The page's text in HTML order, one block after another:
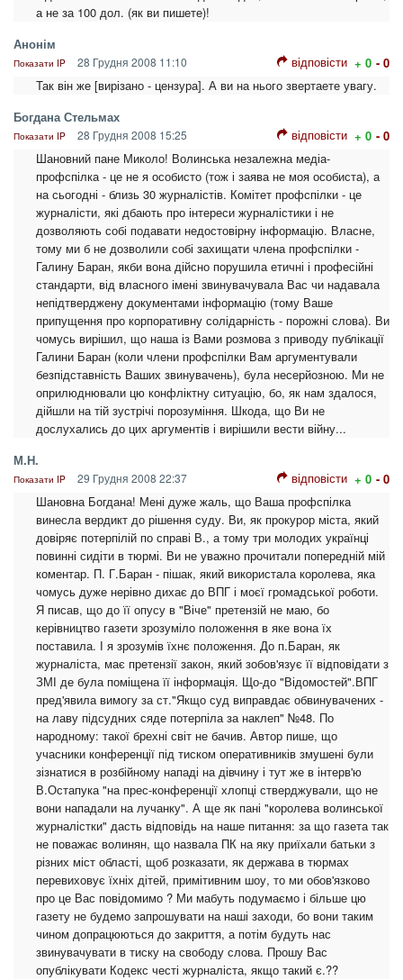
а не за 100 дол. (як ви пишете)!
Анонім
Показати IP 28 Грудня 2008 11:10 відповісти + 0 - 0
Так він же [вирізано - цензура]. А ви на нього звертаете увагу.
Богдана Стельмах
Показати IP 28 Грудня 2008 15:25 відповісти + 0 - 0
Шановний пане Миколо! Волинська незалежна медіа-
профспілка - це не я особисто (тож і заява не моя особиста), а
на сьогодні - близь 30 журналістів. Комітет профспілки - це
журналісти, які дбають про інтереси журналістики і не
дозволяють собі подавати недостовірну інформацію. Власне,
тому ми б не дозволили собі захищати члена профспілки -
Галину Баран, якби вона дійсно порушила етичні і професійні
стандарти, від власного імені звинувачувала Вас чи надавала
непідтверджену документами інформацію (тому Ваше
припущення про корпоративну солідарність - порожні слова). Ви
чомусь вирішил, що наша із Вами розмова з приводу публікації
Галини Баран (коли члени профспілки Вам аргументували
безпідставність Ваших звинувачень), була несерйозною. Ми не
оприлюднювали цю конфліктну ситуацію, бо, як нам здалося,
дійшли на тій зустрічі порозуміння. Шкода, що Ви не
дослухались до цих аргументів і вирішили вести війну...
М.Н.
Показати IP 29 Грудня 2008 22:37 відповісти + 0 - 0
Шановна Богдана! Мені дуже жаль, що Ваша профспілка
винесла вердикт до рішення суду. Ви, як прокурор міста, який
довіряє потерпілій по справі В., а тому три молодих українці
повинні сидіти в тюрмі. Ви не уважно прочитали попередній мій
коментар. П. Г.Баран - пішак, який використала королева, яка
чомусь дуже нерівно дихає до ВПГ і моєї громадської роботи.
Я писав, що до її опусу в "Віче" претензій не маю, бо
керівництво газети зрозуміло положення в яке вона їх
поставила. І я зрозумів їхнє положення. До п.Баран, як
журналіста, має претензії закон, який зобов'язує її відповідати з
ЗМІ де була поміщена її інформація. Що-до "Відомостей".ВПГ
пред'явила вимогу за ст."Якщо суд виправдає обвинувачених -
на лаву підсудних сяде потерпіла за наклеп" №48. По
народному: такої брехні світ не бачив. Автор пише, що
учасники конференції під тиском оперативників змушені були
зізнатися в розбійному нападі на дівчину і тут же в інтерв'ю
В.Остапука "на прес-конференції хлопці стверджували, що не
вони нападали на лучанку". А ще як пані "королева волинської
журналістки" дасть відповідь на наше питання: за що газета так
не поважає волинян, що назвала ПК на яку приїхали батьки з
різних міст області, щоб розказати, як держава в тюрмах
перевиховує їхніх дітей, примітивним шоу, то ми обов'язково
про це Вас повідомимо ? Ми мабуть подумаємо і більше цю
газету не будемо запрошувати на наші заходи, бо вони таким
чином допрацюються до закриття, а потім будуть нас
звинувачувати в тиску на свободу слова. Прошу Вас
опублікувати Кодекс честі журналіста, якщо такий є.??